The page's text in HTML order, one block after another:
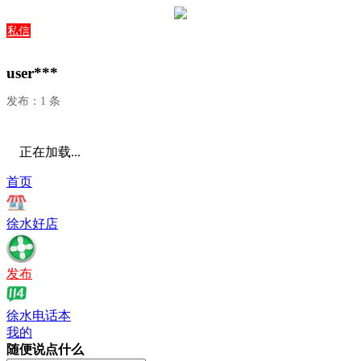
私信
user***
发布：1 条
正在加载...
首页
徐水好店
发布
徐水电话本
我的
随便说点什么